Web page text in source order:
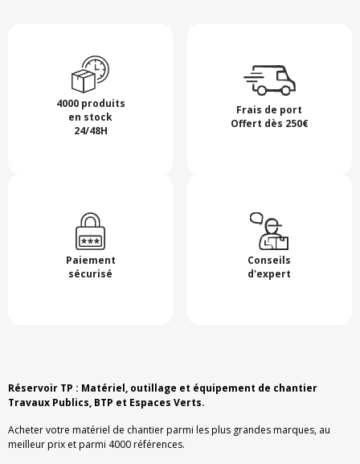
4000 produits
en stock
24/48H
Frais de port
Offert dès 250€
Paiement
sécurisé
Conseils
d'expert
Réservoir TP : Matériel, outillage et équipement de chantier
Travaux Publics, BTP et Espaces Verts.
Acheter votre matériel de chantier parmi les plus grandes marques, au
meilleur prix et parmi 4000 références.